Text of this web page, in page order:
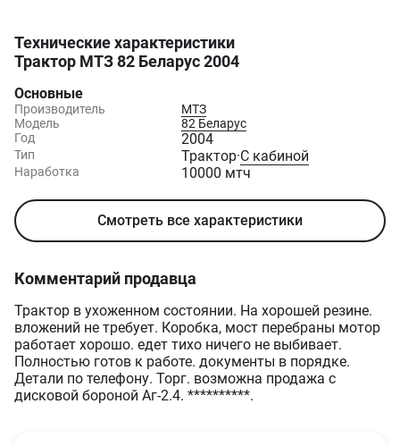
Технические характеристики
Трактор МТЗ 82 Беларус 2004
Основные
Производитель
МТЗ
Модель
82 Беларус
Год
2004
Тип Трактор·С кабиной
Наработка 10000 мтч
Смотреть все характеристики
Комментарий продавца
Трактор в ухоженном состоянии. На хорошей резине.
вложений не требует. Коробка, мост перебраны мотор
работает хорошо. едет тихо ничего не выбивает.
Полностью готов к работе. документы в порядке.
Детали по телефону. Торг. возможна продажа с
дисковой бороной Аг-2.4. **********.